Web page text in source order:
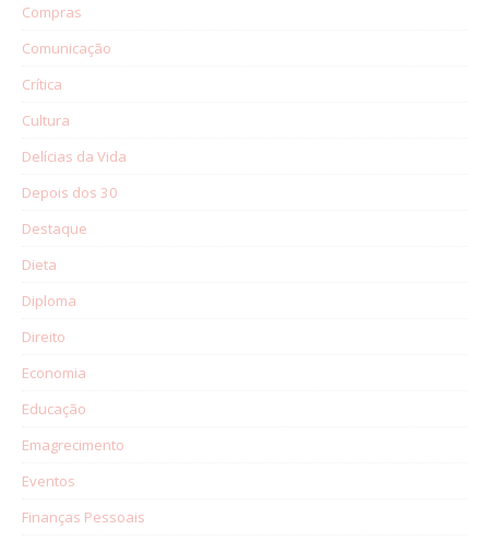
Compras
Comunicação
Crítica
Cultura
Delícias da Vida
Depois dos 30
Destaque
Dieta
Diploma
Direito
Economia
Educação
Emagrecimento
Eventos
Finanças Pessoais